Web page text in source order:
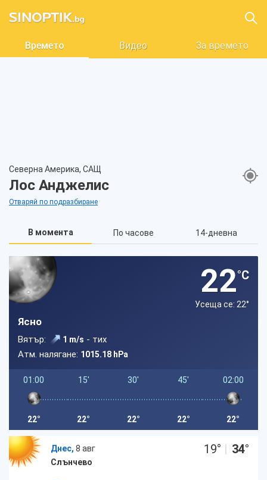
Времето Видео За времето
Северна Америка, САЩ
Лос Анджелис
Отваряй по подразбиране
В момента По часове 14-дневна
22°C
Усеща се: 22°
Ясно
Вятър: 1 m/s - тих
Атм. налягане: 1015.18 hPa
01:00
22°
15'
22°
30'
22°
45'
22°
02:00
22°
Днес, 8 авг
Слънчево
19° | 34°